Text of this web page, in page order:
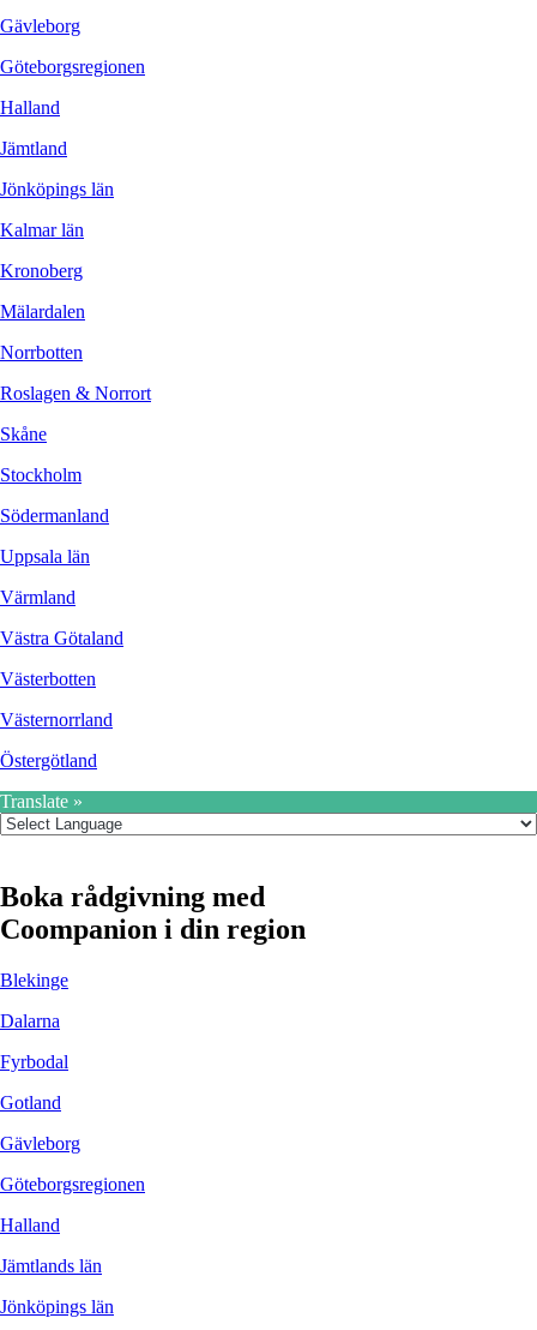
Gävleborg
Göteborgsregionen
Halland
Jämtland
Jönköpings län
Kalmar län
Kronoberg
Mälardalen
Norrbotten
Roslagen & Norrort
Skåne
Stockholm
Södermanland
Uppsala län
Värmland
Västra Götaland
Västerbotten
Västernorrland
Östergötland
Translate »
Boka rådgivning med
Coompanion i din region
Blekinge
Dalarna
Fyrbodal
Gotland
Gävleborg
Göteborgsregionen
Halland
Jämtlands län
Jönköpings län